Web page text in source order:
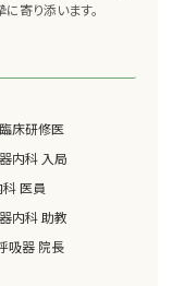
寄り添います。
床研修医
内科 入局
医員
内科 助教
吸器 院長